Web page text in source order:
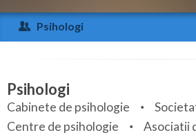
Arad
Arges
Bihor
Bistrita-Nasaud
Psihologi
Specialitati
Servicii
Psihologi
Cabinete de psihologie
Centre de psihologie
Asociatii